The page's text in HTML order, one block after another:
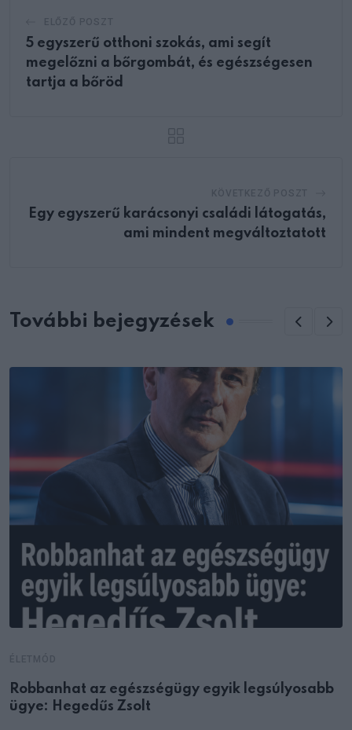
5 egyszerű otthoni szokás, ami segít
megelőzni a bőrgombát, és egészségesen
tartja a bőröd
Egy egyszerű karácsonyi családi látogatás,
ami mindent megváltoztatott
További bejegyzések
Robbanhat az egészségügy egyik legsúlyosabb
ügye: Hegedűs Zsolt